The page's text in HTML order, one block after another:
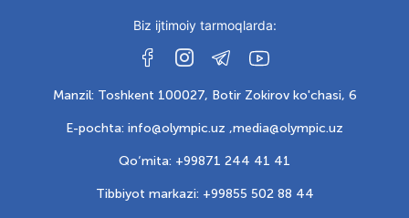
Biz ijtimoiy tarmoqlarda:
Manzil: Toshkent 100027, Botir Zokirov ko'chasi, 6
E-pochta: info@olympic.uz ,media@olympic.uz
Qo‘mita: +99871 244 41 41
Tibbiyot markazi: +99855 502 88 44